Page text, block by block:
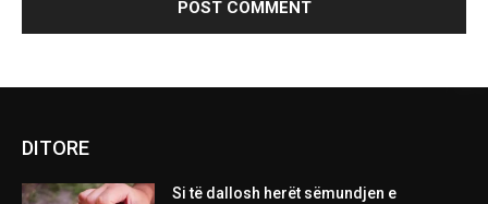
DITORE
Si të dallosh herët sëmundjen e